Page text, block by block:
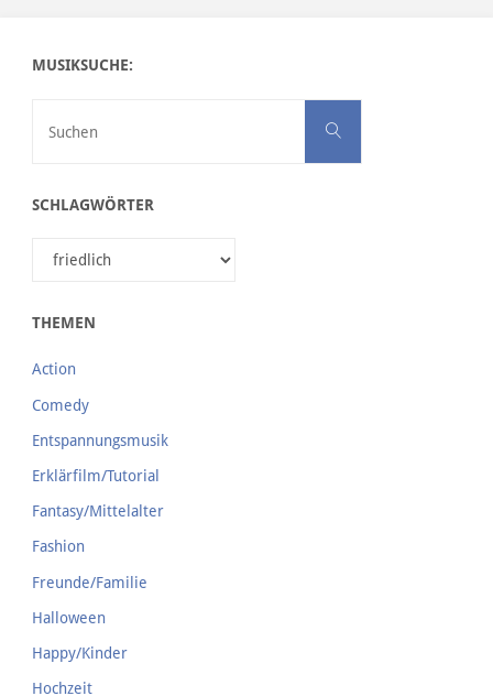
MUSIKSUCHE:
Suchen
SCHLAGWÖRTER
THEMEN
Action
Comedy
Entspannungsmusik
Erklärfilm/Tutorial
Fantasy/Mittelalter
Fashion
Freunde/Familie
Halloween
Happy/Kinder
Hochzeit